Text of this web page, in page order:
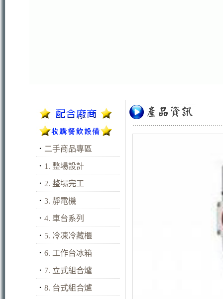
． 二手商品專區
． 1. 整場設計
． 2. 整場完工
． 3. 靜電機
． 4. 車台系列
． 5. 冷凍冷藏櫃
． 6. 工作台冰箱
． 7. 立式組合爐
． 8. 台式組合爐